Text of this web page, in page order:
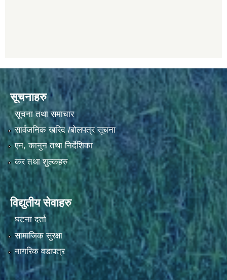
सूचनाहरु
सूचना तथा समाचार
सार्वजनिक खरिद /बोलपत्र सूचना
एन, कानुन तथा निर्देशिका
कर तथा शुल्कहरु
विद्युतीय सेवाहरु
घटना दर्ता
सामाजिक सुरक्षा
नागरिक वडापत्र